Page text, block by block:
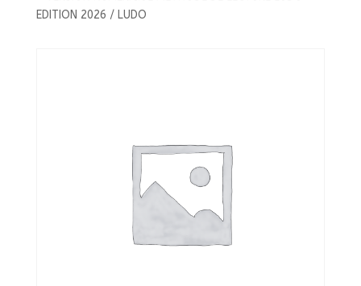
EDITION 2026 / LUDO
METHODE